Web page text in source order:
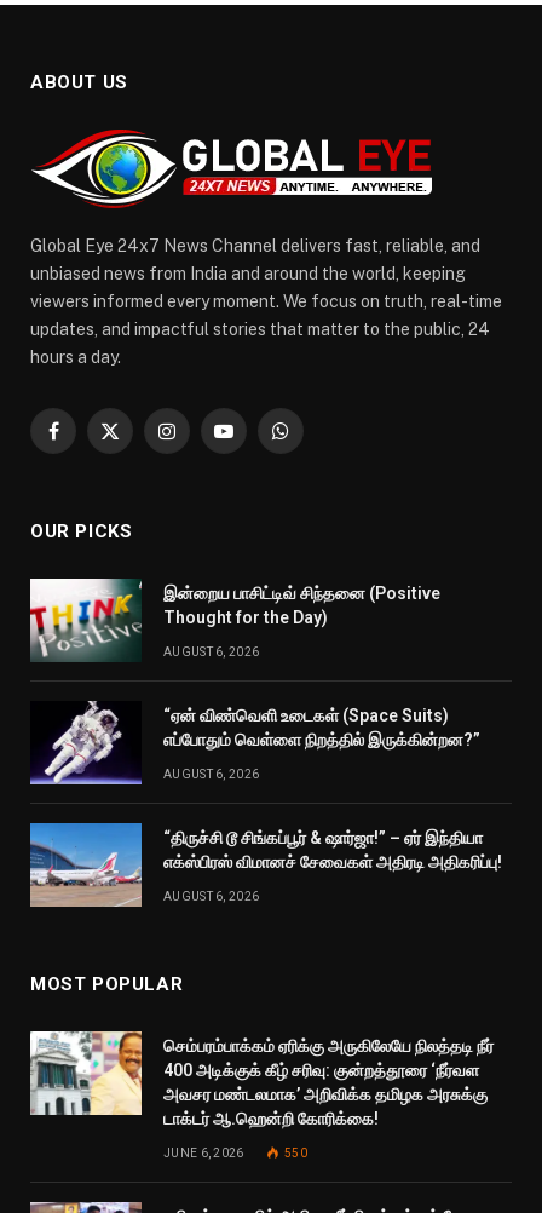
ABOUT US
Global Eye 24x7 News Channel delivers fast, reliable, and
unbiased news from India and around the world, keeping
viewers informed every moment. We focus on truth, real-time
updates, and impactful stories that matter to the public, 24
hours a day.
Facebook
X
InstagramYouTubeWhatsApp
OUR PICKS
இன்றைய பாசிட்டிவ் சிந்தனை (Positive
Thought for the Day)
AUGUST 6, 2026
“ஏன் விண்வெளி உடைகள் (Space Suits)
எப்போதும் வெள்ளை நிறத்தில் இருக்கின்றன?”
AUGUST 6, 2026
“திருச்சி டூ சிங்கப்பூர் & ஷார்ஜா!” – ஏர் இந்தியா
எக்ஸ்பிரஸ் விமானச் சேவைகள் அதிரடி அதிகரிப்பு!
AUGUST 6, 2026
MOST POPULAR
செம்பரம்பாக்கம் ஏரிக்கு அருகிலேயே நிலத்தடி நீர்
400 அடிக்குக் கீழ் சரிவு: குன்றத்தூரை ‘நீர்வள
அவசர மண்டலமாக’ அறிவிக்க தமிழக அரசுக்கு
டாக்டர் ஆ.ஹென்றி கோரிக்கை!
JUNE 6, 2026 550